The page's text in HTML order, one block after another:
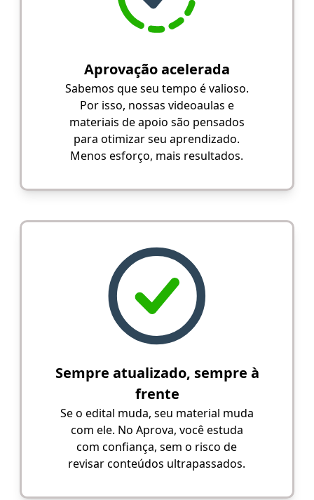
Aprovação acelerada
Sabemos que seu tempo é valioso.
Por isso, nossas videoaulas e
materiais de apoio são pensados
para otimizar seu aprendizado.
Menos esforço, mais resultados.
Sempre atualizado, sempre à
frente
Se o edital muda, seu material muda
com ele. No Aprova, você estuda
com confiança, sem o risco de
revisar conteúdos ultrapassados.